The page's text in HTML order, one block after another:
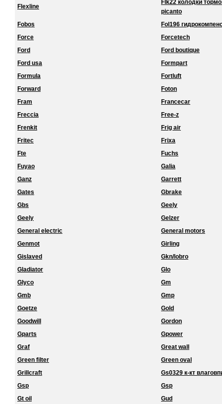
Flexline
Flk22 колодки
picanto
Fobos
Fol196
Force
Forcetech
Ford
Ford boutique
Ford usa
Formpart
Formula
Fortluft
Forward
Foton
Fram
Francecar
Freccia
Free-z
Frenkit
Frig air
Fritec
Frixa
Fte
Fuchs
Fuyao
Galia
Ganz
Garrett
Gates
Gbrake
Gbs
Geely
Geely
Gelzer
General electric
General motors
Genmot
Girling
Gislaved
Gkn/lobro
Gladiator
Glo
Glyco
Gm
Gmb
Gmp
Goetze
Gold
Goodwill
Gordon
Gparts
Gpower
Graf
Great wall
Green filter
Green oval
Grillcraft
Gs0329 к-кт
Gsp
Gsp
Gt oil
Gud